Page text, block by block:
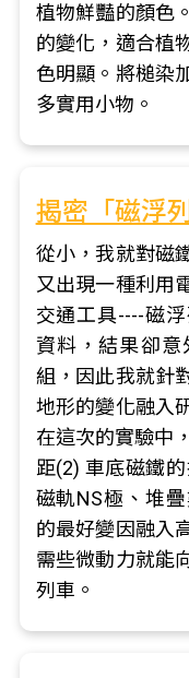
植物鮮豔的顏色
的變化，適合植
色明顯。將槌染
多實用小物。
揭密「磁浮列
從小，我就對磁
又出現一種利用
交通工具----磁
資料，結果卻
組，因此我就針
地形的變化融入
在這次的實驗中
距(2) 車底磁鐵
磁軌NS極、堆
的最好變因融入
需些微動力就能
列車。